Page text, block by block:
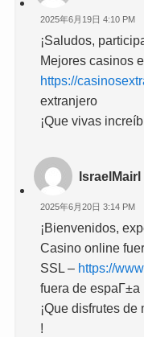
2025年6月19日 4:10 PM
¡Saludos,
Mejores casinos
https://
extranjero
¡Que vivas
IsraelMairl
2025年6月20日 3:14 PM
¡Bienvenidos,
Casino online
SSL – https://
fuera de espaГ±a
¡Que disfrutes
!